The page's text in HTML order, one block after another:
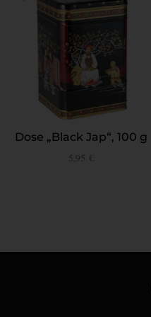
Dose „Black Jap“, 100 g
5,95 €